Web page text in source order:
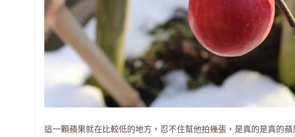
這一顆蘋果就在比較低的地方，忍不住幫他拍幾張，是真的是真的蘋